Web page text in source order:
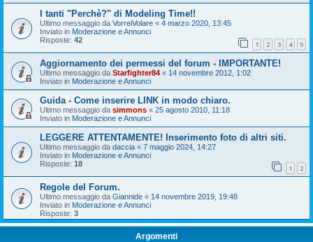
I tanti "Perchè?" di Modeling Time!!
Ultimo messaggio da VorreiVolare « 4 marzo 2020, 13:45
Inviato in Moderazione e Annunci
Risposte: 42 1 2 3 4 5
Aggiornamento dei permessi del forum - IMPORTANTE!
Ultimo messaggio da Starfighter84 « 14 novembre 2012, 1:02
Inviato in Moderazione e Annunci
Guida - Come inserire LINK in modo chiaro.
Ultimo messaggio da simmons « 25 agosto 2010, 11:18
Inviato in Moderazione e Annunci
LEGGERE ATTENTAMENTE! Inserimento foto di altri siti.
Ultimo messaggio da daccia « 7 maggio 2024, 14:27
Inviato in Moderazione e Annunci
Risposte: 18 1 2
Regole del Forum.
Ultimo messaggio da Giannide « 14 novembre 2019, 19:48
Inviato in Moderazione e Annunci
Risposte: 3
Argomenti